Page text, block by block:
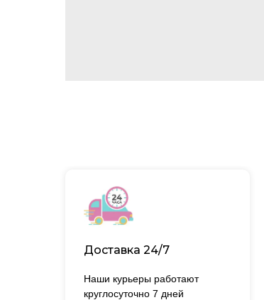
Доставка 24/7
Наши курьеры работают
круглосуточно 7 дней